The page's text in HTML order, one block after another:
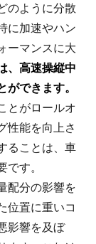
のように分散
に加速やハン
ーマンスに大
、高速操縦中
できます。
とがロールオ
性能を向上さ
ることは、車
す。
配分の影響を
位置に重いコ
影響を及ぼ